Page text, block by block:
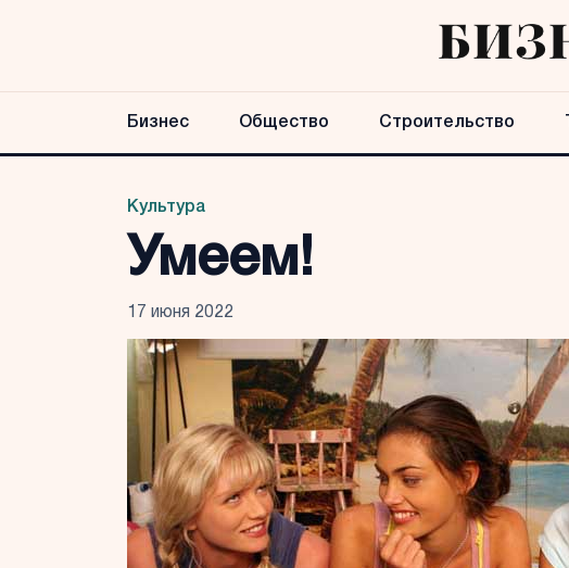
Бизнес Общество Строительство
Культура
Умеем!
17 июня 2022